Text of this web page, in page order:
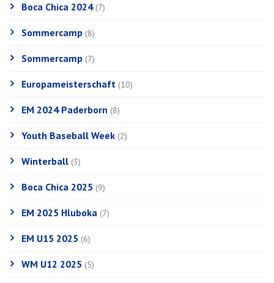
Boca Chica 2024(7)
Sommercamp (8)
Sommercamp (7)
Europameisterschaft (10)
EM 2024 Paderborn (8)
Youth Baseball Week (2)
Winterball (3)
Boca Chica 2025 (9)
EM 2025 Hluboka (7)
EM U15 2025 (6)
WM U12 2025 (5)